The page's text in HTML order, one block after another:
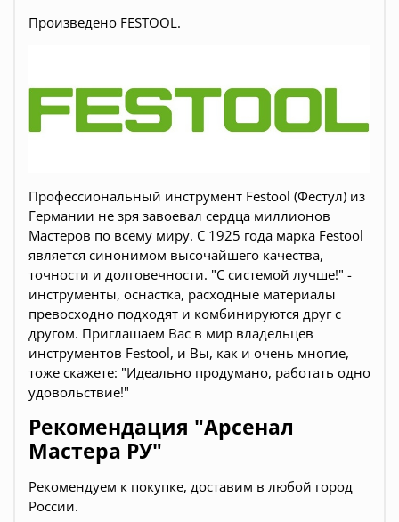
Произведено FESTOOL.
Профессиональный инструмент Festool (Фестул) из
Германии не зря завоевал сердца миллионов
Мастеров по всему миру. С 1925 года марка Festool
является синонимом высочайшего качества,
точности и долговечности. "С системой лучше!" -
инструменты, оснастка, расходные материалы
превосходно подходят и комбинируются друг с
другом. Приглашаем Вас в мир владельцев
инструментов Festool, и Вы, как и очень многие,
тоже скажете: "Идеально продумано, работать одно
удовольствие!"
Рекомендация "Арсенал
Мастера РУ"
Рекомендуем к покупке, доставим в любой город
России.